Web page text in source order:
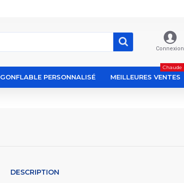
Connexion
GONFLABLE PERSONNALISÉ MEILLEURES VENTES
Chaude
DESCRIPTION